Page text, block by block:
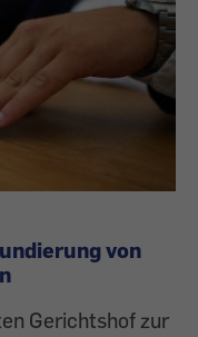
von
Gerichtshof zur